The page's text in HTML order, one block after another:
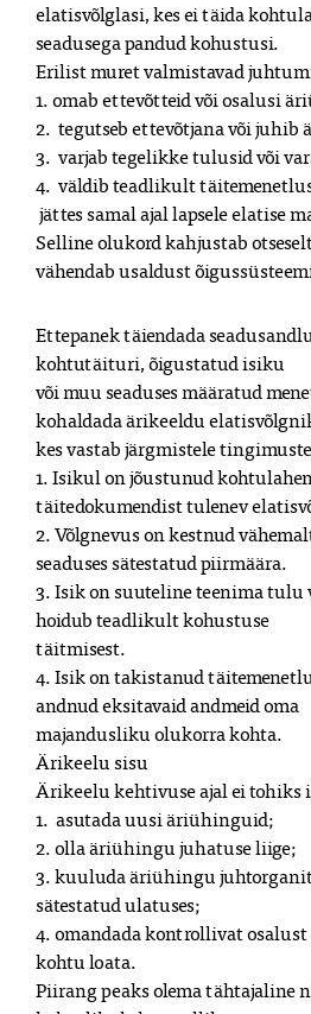
elatisvõlglasi, kes ei täida
seadusega pandud kohustusi.
Erilist muret valmistavad
1. omab ettevõtteid või osalusi
2.  tegutseb ettevõtjana või juhib
3.  varjab tegelikke tulusid või
4.  väldib teadlikult
Selline olukord kahjustab
vähendab usaldust
Ettepanek täiendada
kohtutäituri, õigustatud isiku
või muu seaduses määratud
kohaldada ärikeeldu
kes vastab järgmistele
1. Isikul on jõustunud
täitedokumendist tulenev
2. Võlgnevus on kestnud
seaduses sätestatud piirmäära.
3. Isik on suuteline teenima tulu
hoidub teadlikult kohustuse
täitmisest.
4. Isik on takistanud
andnud eksitavaid andmeid oma
majandusliku olukorra kohta.
Ärikeelu sisu
Ärikeelu kehtivuse ajal ei tohiks
1.  asutada uusi äriühinguid;
2. olla äriühingu juhatuse liige;
3. kuuluda äriühingu
sätestatud ulatuses;
4. omandada kontrollivat
kohtu loata.
Piirang peaks olema tähtajaline